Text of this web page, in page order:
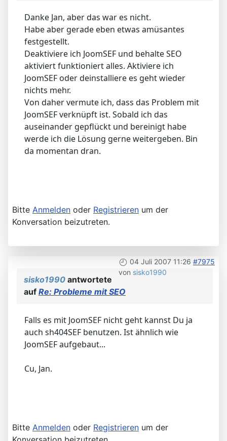
Danke Jan, aber das war es nicht.
Habe aber gerade eben etwas amüsantes
festgestellt.
Deaktiviere ich JoomSEF und behalte SEO
aktiviert funktioniert alles. Aktiviere ich
JoomSEF oder deinstalliere es geht wieder
nichts mehr.
Von daher vermute ich, dass das Problem mit
JoomSEF verknüpft ist. Sobald ich das
auseinander gepflückt und bereinigt habe
werde ich die Lösung gerne weitergeben. Bin
da momentan dran.
Bitte Anmelden oder Registrieren um der
Konversation beizutreten.
04 Juli 2007 11:26 #7975
von sisko1990
sisko1990 antwortete
auf Re: Probleme mit SEO
Falls es mit JoomSEF nicht geht kannst Du ja
auch sh404SEF benutzen. Ist ähnlich wie
JoomSEF aufgebaut...
Cu, Jan.
Bitte Anmelden oder Registrieren um der